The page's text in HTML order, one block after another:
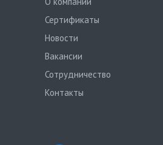
Сертификаты
Новости
Вакансии
Сотрудничество
Контакты